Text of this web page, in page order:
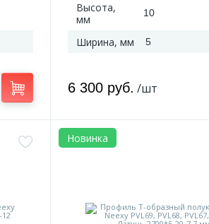
Высота,
мм
10
Ширина, мм 5
6 300 руб. /шт
Новинка